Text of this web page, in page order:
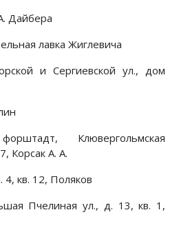
Дайбера
лавка Жиглевича
и Сергиевской ул., дом
Клювергольмская
Корсак А. А.
4, кв. 12, Поляков
Пчелиная ул., д. 13, кв. 1,